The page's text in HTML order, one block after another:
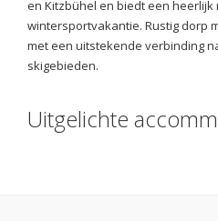
en Kitzbühel en biedt een
wintersportvakantie. Rustig dorp
met een uitstekende verbinding
skigebieden.
Uitgelichte